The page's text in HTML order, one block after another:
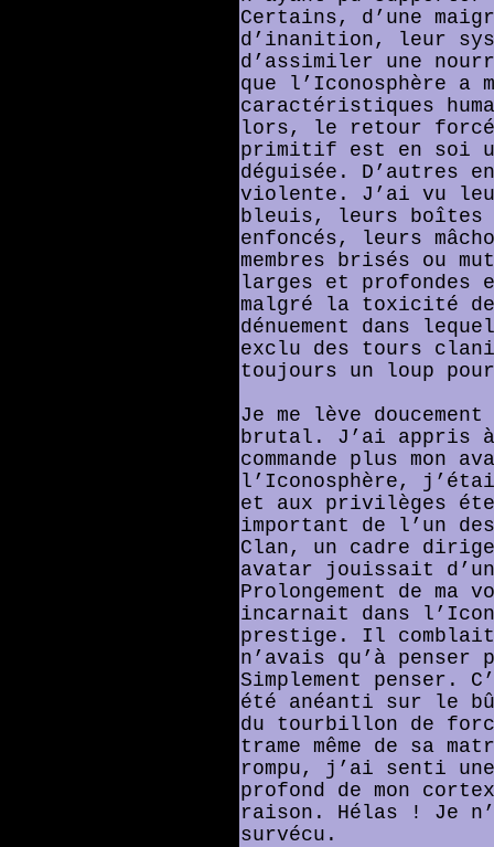
Certains, d’une
d’inanition, leur
d’assimiler une
que l’Iconosphère a
caractéristiques
lors, le retour forcé
primitif est en soi
déguisée. D’autres
violente. J’ai vu
bleuis, leurs boîtes
enfoncés, leurs
membres brisés ou
larges et profondes
malgré la toxicité
dénuement dans
exclu des tours
toujours un loup
Je me lève
brutal. J’ai appris à
commande plus mon
l’Iconosphère,
et aux privilèges
important de l’un
Clan, un cadre
avatar jouissait
Prolongement de
incarnait dans
prestige. Il
n’avais qu’à
Simplement penser.
été anéanti sur le
du tourbillon de
trame même de sa
rompu, j’ai senti
profond de mon
raison. Hélas ! Je
survécu.